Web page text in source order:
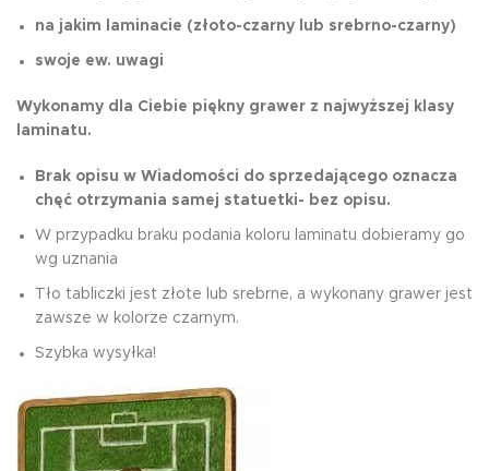
na jakim laminacie (złoto-czarny lub srebrno-czarny)
swoje ew. uwagi
Wykonamy dla Ciebie piękny grawer z najwyższej klasy
laminatu.
Brak opisu w Wiadomości do sprzedającego oznacza
chęć otrzymania samej statuetki- bez opisu.
W przypadku braku podania koloru laminatu dobieramy go
wg uznania
Tło tabliczki jest złote lub srebrne, a wykonany grawer jest
zawsze w kolorze czarnym.
Szybka wysyłka!